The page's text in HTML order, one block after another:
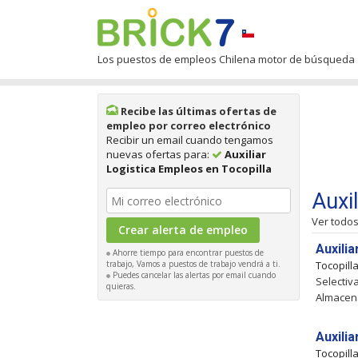
Los puestos de empleos Chilena motor de búsqueda
Recibe las últimas ofertas de
empleo por correo electrónico
Recibir un email cuando tengamos
nuevas ofertas para:
Auxiliar
Logistica Empleos en Tocopilla
Ahorre tiempo para encontrar puestos de
trabajo, Vamos a puestos de trabajo vendrá a ti.
Puedes cancelar las alertas por email cuando
quieras.
Ver